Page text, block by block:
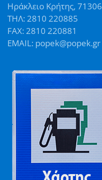
Ηράκλειο Κρήτης, 71306
ΤΗΛ: 2810 220885
FAX: 2810 220881
EMAIL: popek@popek.gr